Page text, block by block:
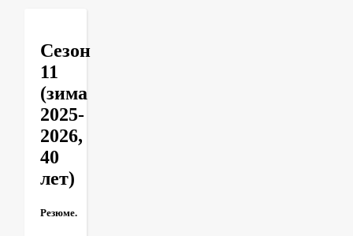
Сезон
11
(зима
2025-
2026,
40
лет)
Резюме.